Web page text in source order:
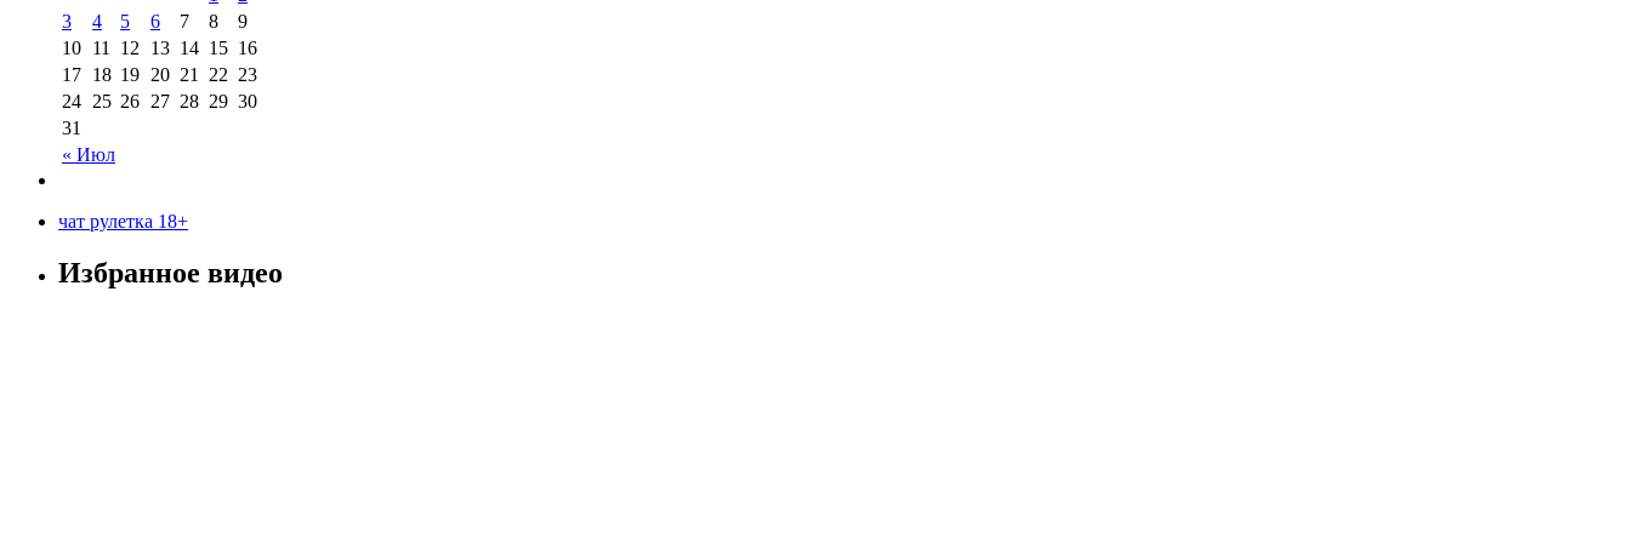
« Июл
3
4 5 6 7 8
9
10 11 12 13 14 15 16
17 18 19 20 21 22 23
24 25 26 27 28 29 30
31
чат рулетка 18+
Избранное видео